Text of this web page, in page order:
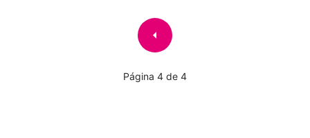
arrow_left
Página 4 de 4